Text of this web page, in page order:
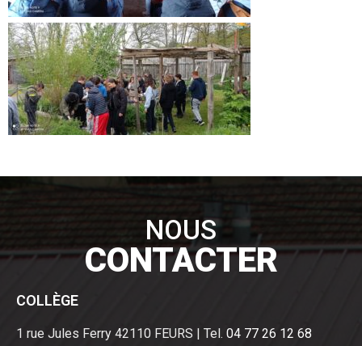
NOUS
CONTACTER
COLLÈGE
1 rue Jules Ferry 42110 FEURS | Tel. 04 77 26 12 68